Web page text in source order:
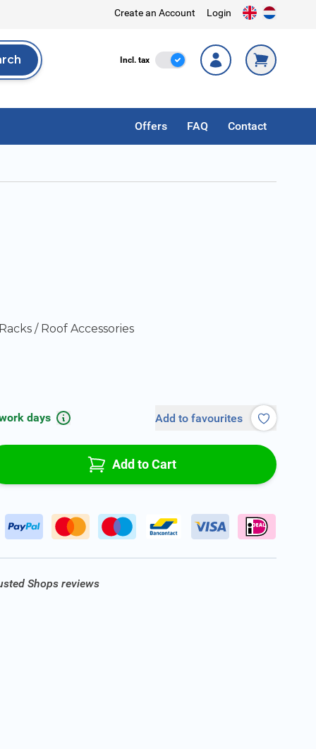
Create an Account Login
Incl. tax Incl. Tax
Offers FAQ Contact
/ Roof Accessories
days Add to favourites
Add to Cart
Shops reviews